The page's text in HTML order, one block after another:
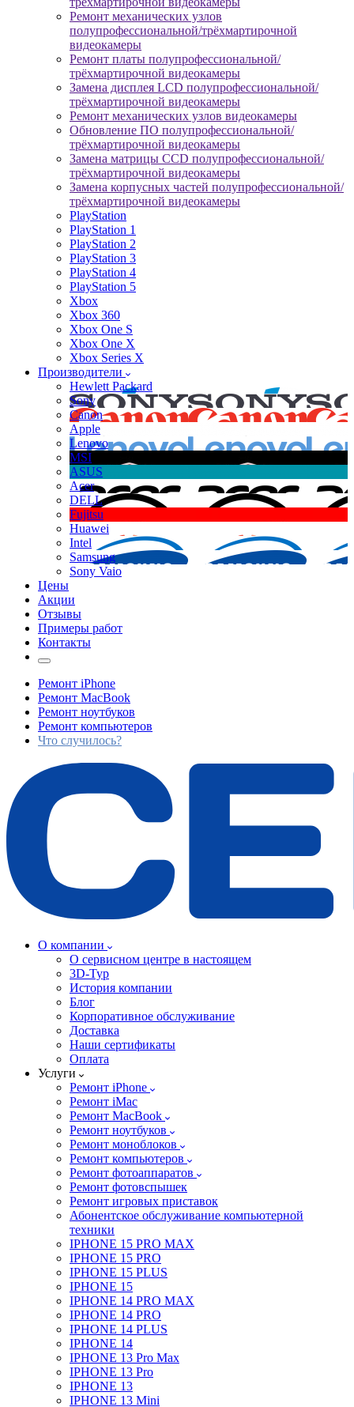
Ремонт механических узлов
полупрофессиональной/трёхмартирочной
видеокамеры
Ремонт платы полупрофессиональной/
трёхмартирочной видеокамеры
Замена дисплея LCD полупрофессиональной/
трёхмартирочной видеокамеры
Ремонт механических узлов видеокамеры
Обновление ПО полупрофессиональной/
трёхмартирочной видеокамеры
Замена матрицы CCD полупрофессиональной/
трёхмартирочной видеокамеры
Замена корпусных частей полупрофессиональной/
трёхмартирочной видеокамеры
PlayStation
PlayStation 1
PlayStation 2
PlayStation 3
PlayStation 4
PlayStation 5
Xbox
Xbox 360
Xbox One S
Xbox One X
Xbox Series X
Производители
Hewlett Packard
Sony
Canon
Apple
Lenovo
MSI
ASUS
Acer
DELL
Fujitsu
Huawei
Intel
Samsung
Sony Vaio
Цены
Акции
Отзывы
Примеры работ
Контакты
Ремонт iPhone
Ремонт MacBook
Ремонт ноутбуков
Ремонт компьютеров
Что случилось?
О компании
О сервисном центре в настоящем
3D-Тур
История компании
Блог
Корпоративное обслуживание
Доставка
Наши сертификаты
Оплата
Услуги
Ремонт iPhone
Ремонт iMac
Ремонт MacBook
Ремонт ноутбуков
Ремонт моноблоков
Ремонт компьютеров
Ремонт фотоаппаратов
Ремонт фотовспышек
Ремонт игровых приставок
Абонентское обслуживание компьютерной
техники
IPHONE 15 PRO MAX
IPHONE 15 PRO
IPHONE 15 PLUS
IPHONE 15
IPHONE 14 PRO MAX
IPHONE 14 PRO
IPHONE 14 PLUS
IPHONE 14
IPHONE 13 Pro Max
IPHONE 13 Pro
IPHONE 13
IPHONE 13 Mini